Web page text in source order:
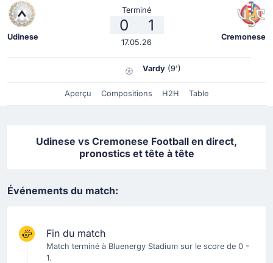
Udinese
Terminé
0 1
17.05.26
Cremonese
Vardy (9')
Aperçu Compositions H2H Table
Udinese vs Cremonese Football en direct,
pronostics et tête à tête
Événements du match:
Fin du match
Match terminé à Bluenergy Stadium sur le score de 0 -
1.